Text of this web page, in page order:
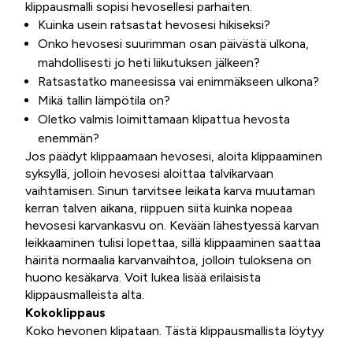
klippausmalli sopisi hevosellesi parhaiten.
Kuinka usein ratsastat hevosesi hikiseksi?
Onko hevosesi suurimman osan päivästä ulkona,
mahdollisesti jo heti liikutuksen jälkeen?
Ratsastatko maneesissa vai enimmäkseen ulkona?
Mikä tallin lämpötila on?
Oletko valmis loimittamaan klipattua hevosta
enemmän?
Jos päädyt klippaamaan hevosesi, aloita klippaaminen
syksyllä, jolloin hevosesi aloittaa talvikarvaan
vaihtamisen. Sinun tarvitsee leikata karva muutaman
kerran talven aikana, riippuen siitä kuinka nopeaa
hevosesi karvankasvu on. Kevään lähestyessä karvan
leikkaaminen tulisi lopettaa, sillä klippaaminen saattaa
häiritä normaalia karvanvaihtoa, jolloin tuloksena on
huono kesäkarva. Voit lukea lisää erilaisista
klippausmalleista alta.
Kokoklippaus
Koko hevonen klipataan. Tästä klippausmallista löytyy